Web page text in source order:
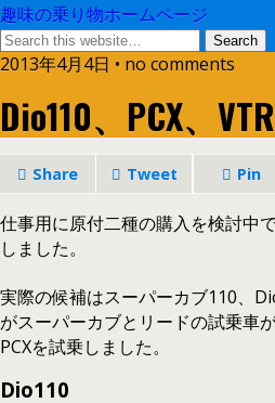
趣味の乗り物ホームページ
2013年4月4日 • no comments
Dio110、PCX、
Share Tweet Pin
仕事用に原付二種の購入を検討中
しました。
実際の候補はスーパーカブ110、
がスーパーカブとリードの試乗車
PCXを試乗しました。
Dio110